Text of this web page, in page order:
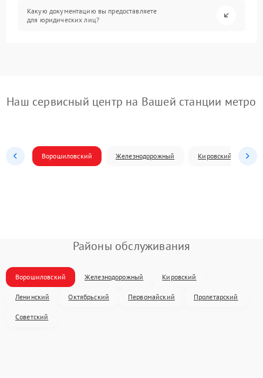
Какую документацию вы предоставляете
для юридических лиц?
Наш сервисный центр на Вашей станции метро
Ворошиловский Железнодорожный Кировский
Районы обслуживания
Ворошиловский Железнодорожный Кировский
Ленинский Октябрьский Первомайский Пролетарский
Советский